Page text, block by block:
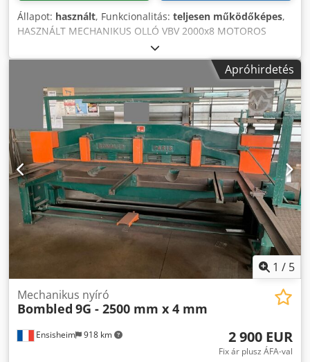
Állapot: használt, Funkcionalitás: teljesen működőképes,
HASZNÁLT MECHANIKUS OLLÓ VBV 2000x8 MOTOROS
ÁLLÍTÁSSAL. Dcodpfezh Eb Hjx Ad Rjk
Apróhirdetés
1 / 5
Ensisheim 918 km
Mechanikus nyíró
Bombled 9G - 2500 mm x 4 mm
2 900 EUR
Fix ár plusz ÁFA-val